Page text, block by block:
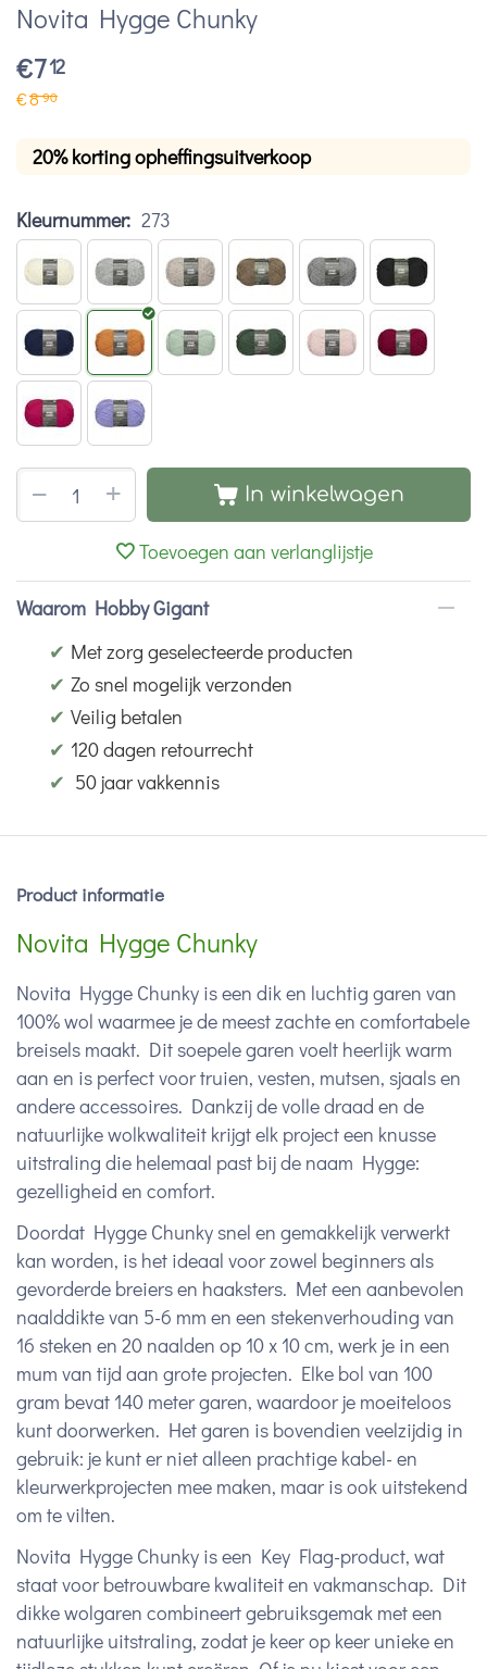
Novita Hygge Chunky
€712
€890
20% korting opheffingsuitverkoop
Kleurnummer: 273
+
− In winkelwagen
Toevoegen aan verlanglijstje
Waarom Hobby Gigant
✔ Met zorg geselecteerde producten
✔ Zo snel mogelijk verzonden
✔ Veilig betalen
✔ 120 dagen retourrecht
✔ 50 jaar vakkennis
Product informatie
Novita Hygge Chunky
Novita Hygge Chunky is een dik en luchtig garen van
100% wol waarmee je de meest zachte en comfortabele
breisels maakt. Dit soepele garen voelt heerlijk warm
aan en is perfect voor truien, vesten, mutsen, sjaals en
andere accessoires. Dankzij de volle draad en de
natuurlijke wolkwaliteit krijgt elk project een knusse
uitstraling die helemaal past bij de naam Hygge:
gezelligheid en comfort.
Doordat Hygge Chunky snel en gemakkelijk verwerkt
kan worden, is het ideaal voor zowel beginners als
gevorderde breiers en haaksters. Met een aanbevolen
naalddikte van 5-6 mm en een stekenverhouding van
16 steken en 20 naalden op 10 x 10 cm, werk je in een
mum van tijd aan grote projecten. Elke bol van 100
gram bevat 140 meter garen, waardoor je moeiteloos
kunt doorwerken. Het garen is bovendien veelzijdig in
gebruik: je kunt er niet alleen prachtige kabel- en
kleurwerkprojecten mee maken, maar is ook uitstekend
om te vilten.
Novita Hygge Chunky is een Key Flag-product, wat
staat voor betrouwbare kwaliteit en vakmanschap. Dit
dikke wolgaren combineert gebruiksgemak met een
natuurlijke uitstraling, zodat je keer op keer unieke en